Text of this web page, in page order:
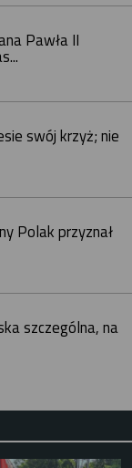
Pawła II
swój krzyż; nie
Polak przyznał
szczególna, na